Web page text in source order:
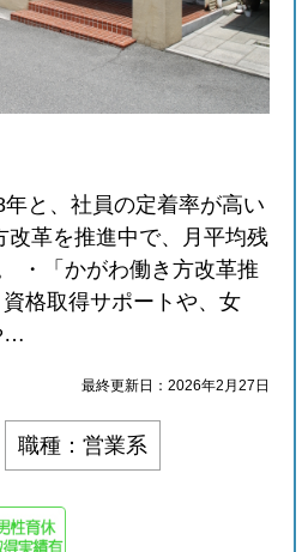
年と、社員の定着率が高い
改革を推進中で、月平均残
・「かがわ働き方改革推
格取得サポートや、女
…
最終更新日：2026年2月27日
職種：営業系